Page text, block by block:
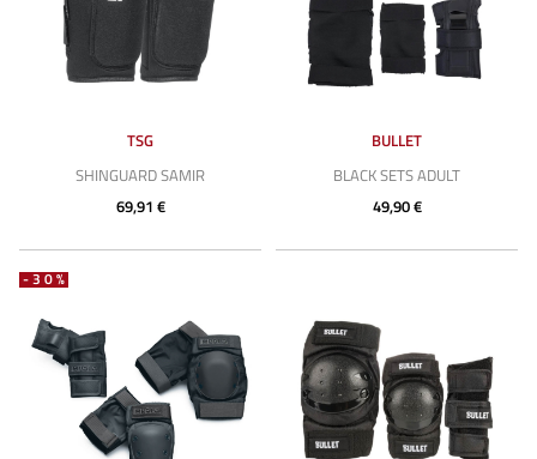
TSG
SHINGUARD SAMIR
69,91 €
BULLET
BLACK SETS ADULT
49,90 €
-30%